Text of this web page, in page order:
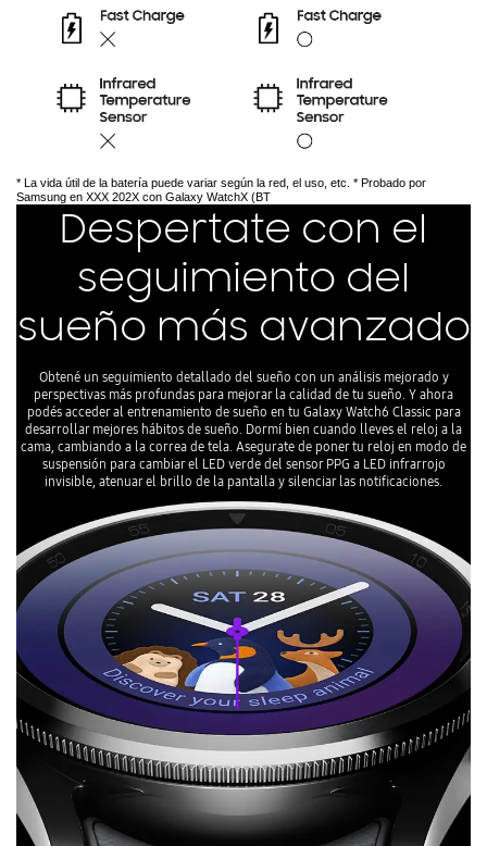
* La vida útil de la batería puede variar según la red, el uso, etc. * Probado por
Samsung en XXX 202X con Galaxy WatchX (BT
Despertate con el
seguimiento del
sueño más avanzado
Obtené un seguimiento detallado del sueño con un análisis mejorado y
perspectivas más profundas para mejorar la calidad de tu sueño. Y ahora
podés acceder al entrenamiento de sueño en tu Galaxy Watch6 Classic para
desarrollar mejores hábitos de sueño. Dormí bien cuando lleves el reloj a la
cama, cambiando a la correa de tela. Asegurate de poner tu reloj en modo de
suspensión para cambiar el LED verde del sensor PPG a LED infrarrojo
invisible, atenuar el brillo de la pantalla y silenciar las notificaciones.